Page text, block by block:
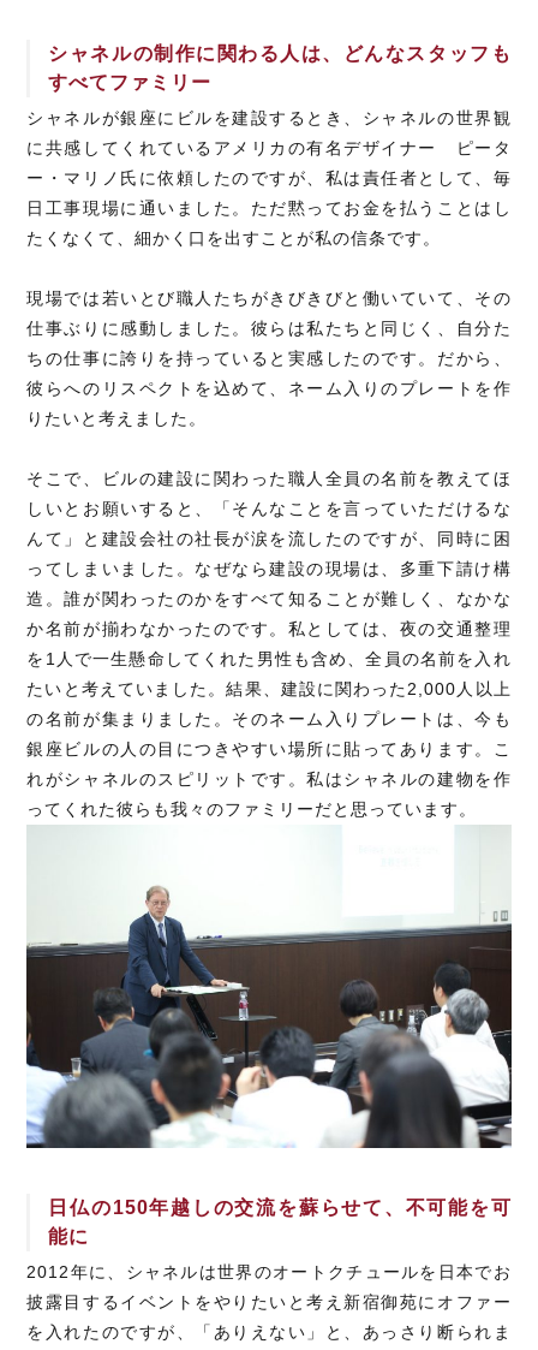
シャネルの制作に関わる人は、どんなスタッフも
すべてファミリー
シャネルが銀座にビルを建設するとき、シャネルの世界観
に共感してくれているアメリカの有名デザイナー ピータ
ー・マリノ氏に依頼したのですが、私は責任者として、毎
日工事現場に通いました。ただ黙ってお金を払うことはし
たくなくて、細かく口を出すことが私の信条です。
現場では若いとび職人たちがきびきびと働いていて、その
仕事ぶりに感動しました。彼らは私たちと同じく、自分た
ちの仕事に誇りを持っていると実感したのです。だから、
彼らへのリスペクトを込めて、ネーム入りのプレートを作
りたいと考えました。
そこで、ビルの建設に関わった職人全員の名前を教えてほ
しいとお願いすると、「そんなことを言っていただけるな
んて」と建設会社の社長が涙を流したのですが、同時に困
ってしまいました。なぜなら建設の現場は、多重下請け構
造。誰が関わったのかをすべて知ることが難しく、なかな
か名前が揃わなかったのです。私としては、夜の交通整理
を1人で一生懸命してくれた男性も含め、全員の名前を入れ
たいと考えていました。結果、建設に関わった2,000人以上
の名前が集まりました。そのネーム入りプレートは、今も
銀座ビルの人の目につきやすい場所に貼ってあります。こ
れがシャネルのスピリットです。私はシャネルの建物を作
ってくれた彼らも我々のファミリーだと思っています。
日仏の150年越しの交流を蘇らせて、不可能を可
能に
2012年に、シャネルは世界のオートクチュールを日本でお
披露目するイベントをやりたいと考え新宿御苑にオファー
を入れたのですが、「ありえない」と、あっさり断られま